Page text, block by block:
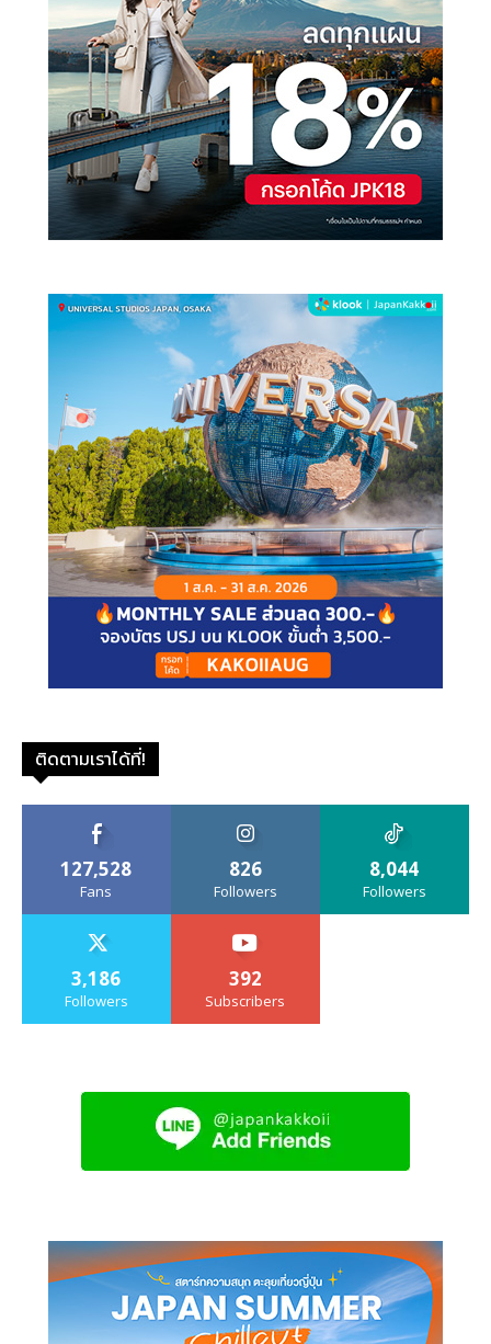
ติดตามเราได้ที่!
127,528
Fans
826
Followers
8,044
Followers
3,186
Followers
392
Subscribers